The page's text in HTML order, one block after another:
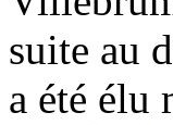
suite au
a été élu